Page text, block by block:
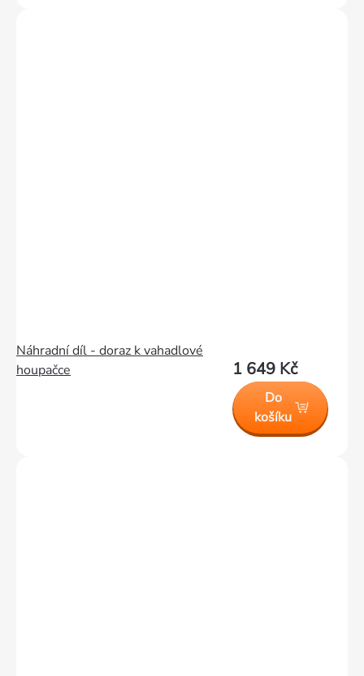
Náhradní díl - doraz k vahadlové
houpačce
1 649 Kč
Do
košíku